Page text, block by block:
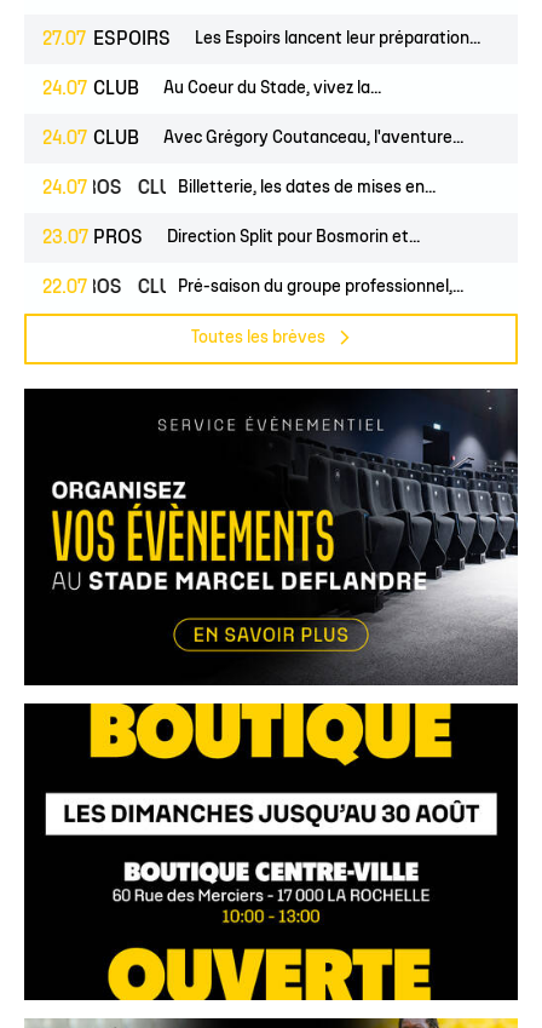
27.07 ESPOIRS Les Espoirs lancent leur préparation...
24.07 CLUB Au Coeur du Stade, vivez la...
24.07 CLUB Avec Grégory Coutanceau, l'aventure...
24.07PROS CLUB Billetterie, les dates de mises en...
23.07 PROS Direction Split pour Bosmorin et...
22.07PROS CLUB Pré-saison du groupe professionnel,...
Toutes les brèves